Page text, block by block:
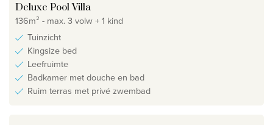
Deluxe Pool Villa
136m² - max. 3 volw + 1 kind
Tuinzicht
Kingsize bed
Leefruimte
Badkamer met douche en bad
Ruim terras met privé zwembad